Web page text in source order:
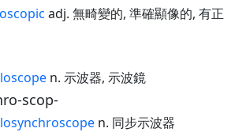
adj. 無畸變的, 準確顯像的, 有正
n. 示波器, 示波鏡
scop-
n. 同步示波器